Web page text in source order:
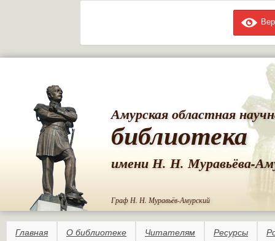
Амурская областная
библиотека
имени Н. Н. Муравьёва-
Граф Н. Н. Муравьёв-Амурский
Главная О библиотеке Читателям Ресурсы